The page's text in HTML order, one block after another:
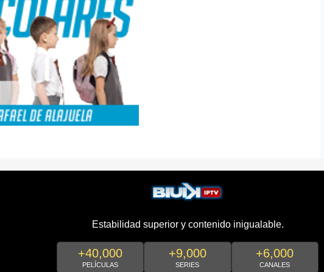
Estabilidad superior y contenido inigualable.
+40,000
PELÍCULAS
+9,000
SERIES
+6,000
CANALES